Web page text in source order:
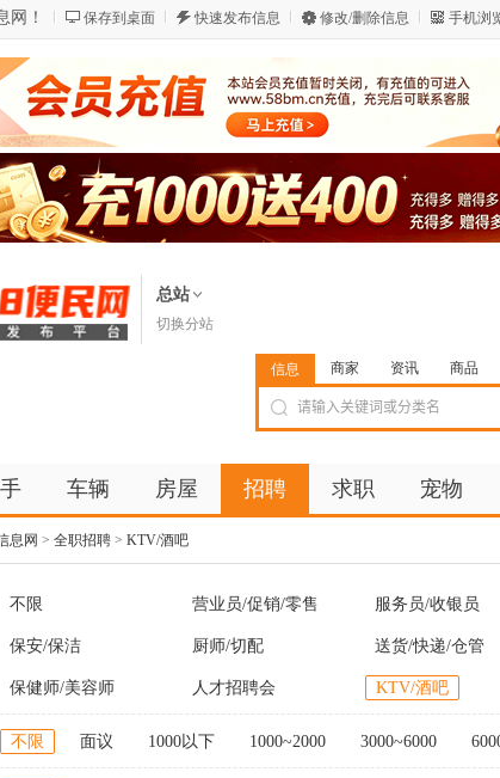
网！ 保存到桌面 快速发布信息 修改/删除信息 手机浏
总站
切换分站
信息 商家 资讯 商品
车辆 房屋 招聘 求职 宠物
息网 > 全职招聘 > KTV/酒吧
不限 营业员/促销/零售 服务员/收银员
保安/保洁 厨师/切配 送货/快递/仓管
保健师/美容师 人才招聘会 KTV/酒吧
不限 面议 1000以下 1000~2000 3000~6000